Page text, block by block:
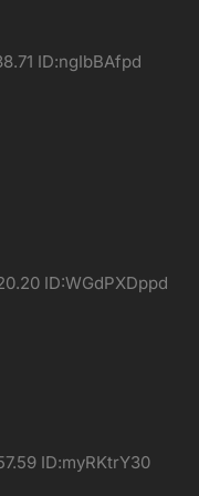
ID:ngIbBAfpd
ID:WGdPXDppd
ID:myRKtrY30